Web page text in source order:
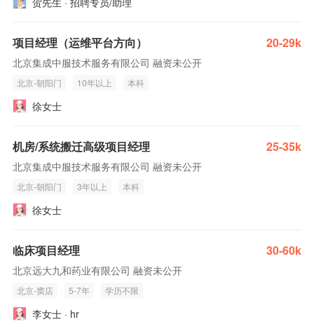
项目经理（运维平台方向） 20-29k
北京集成中服技术服务有限公司 融资未公开
北京-朝阳门 10年以上 本科
徐女士
机房/系统搬迁高级项目经理 25-35k
北京集成中服技术服务有限公司 融资未公开
北京-朝阳门 3年以上 本科
徐女士
临床项目经理 30-60k
北京远大九和药业有限公司 融资未公开
北京-窦店 5-7年 学历不限
李女士 · hr